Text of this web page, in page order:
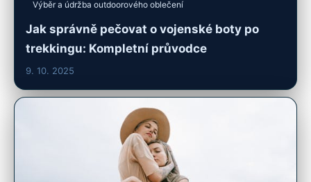
Výběr a údržba outdoorového oblečení
Jak správně pečovat o vojenské boty po
trekkingu: Kompletní průvodce
9. 10. 2025